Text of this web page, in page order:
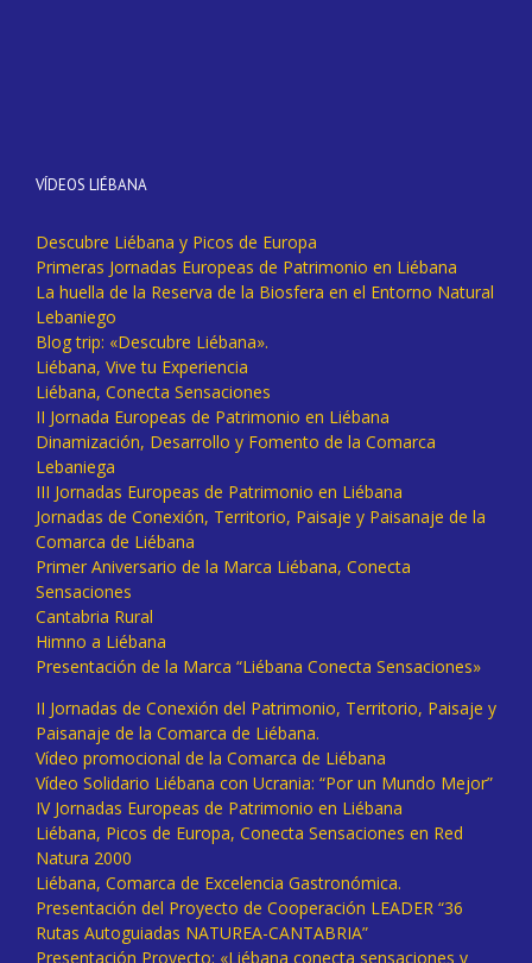
VÍDEOS LIÉBANA
Descubre Liébana y Picos de Europa
Primeras Jornadas Europeas de Patrimonio en Liébana
La huella de la Reserva de la Biosfera en el Entorno Natural
Lebaniego
Blog trip: «Descubre Liébana».
Liébana, Vive tu Experiencia
Liébana, Conecta Sensaciones
II Jornada Europeas de Patrimonio en Liébana
Dinamización, Desarrollo y Fomento de la Comarca
Lebaniega
III Jornadas Europeas de Patrimonio en Liébana
Jornadas de Conexión, Territorio, Paisaje y Paisanaje de la
Comarca de Liébana
Primer Aniversario de la Marca Liébana, Conecta
Sensaciones
Cantabria Rural
Himno a Liébana
Presentación de la Marca “Liébana Conecta Sensaciones»
II Jornadas de Conexión del Patrimonio, Territorio, Paisaje y
Paisanaje de la Comarca de Liébana.
Vídeo promocional de la Comarca de Liébana
Vídeo Solidario Liébana con Ucrania: “Por un Mundo Mejor”
IV Jornadas Europeas de Patrimonio en Liébana
Liébana, Picos de Europa, Conecta Sensaciones en Red
Natura 2000
Liébana, Comarca de Excelencia Gastronómica.
Presentación del Proyecto de Cooperación LEADER “36
Rutas Autoguiadas NATUREA-CANTABRIA”
Presentación Proyecto: «Liébana conecta sensaciones y